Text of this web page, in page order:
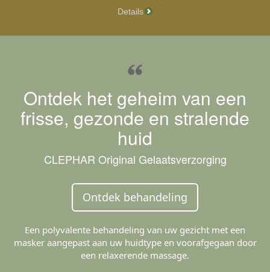
Details
Ontdek het geheim van een
frisse, gezonde en stralende
huid
CLEPHAR Original Gelaatsverzorging
Ontdek behandeling
Een polyvalente behandeling van uw gezicht met een
masker aangepast aan uw huidtype en voorafgegaan door
een relaxerende massage.